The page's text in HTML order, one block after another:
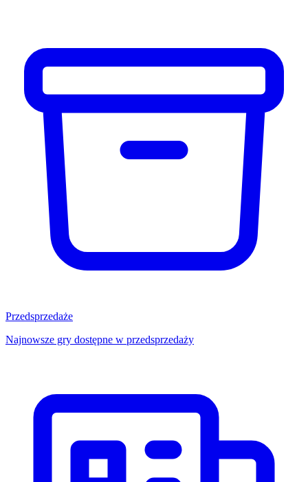
Przedsprzedaże
Najnowsze gry dostępne w przedsprzedaży